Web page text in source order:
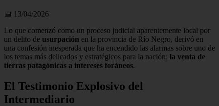
📅 13/04/2026
Lo que comenzó como un proceso judicial aparentemente local por
un delito de usurpación en la provincia de Río Negro, derivó en
una confesión inesperada que ha encendido las alarmas sobre uno de
los temas más delicados y estratégicos para la nación: la venta de
tierras patagónicas a intereses foráneos.
El Testimonio Explosivo del
Intermediario